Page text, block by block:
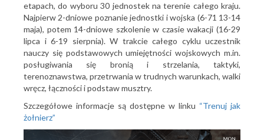
etapach, do wyboru 30 jednostek na terenie całego kraju.
Najpierw 2-dniowe poznanie jednostki i wojska (6-71 13-14
maja), potem 14-dniowe szkolenie w czasie wakacji (16-29
lipca i 6-19 sierpnia). W trakcie całego cyklu uczestnik
nauczy się podstawowych umiejętności wojskowych m.in.
posługiwania się bronią i strzelania, taktyki,
terenoznawstwa, przetrwania w trudnych warunkach, walki
wręcz, łączności i podstaw musztry.
Szczegółowe informacje są dostępne w linku “Trenuj jak
żołnierz”